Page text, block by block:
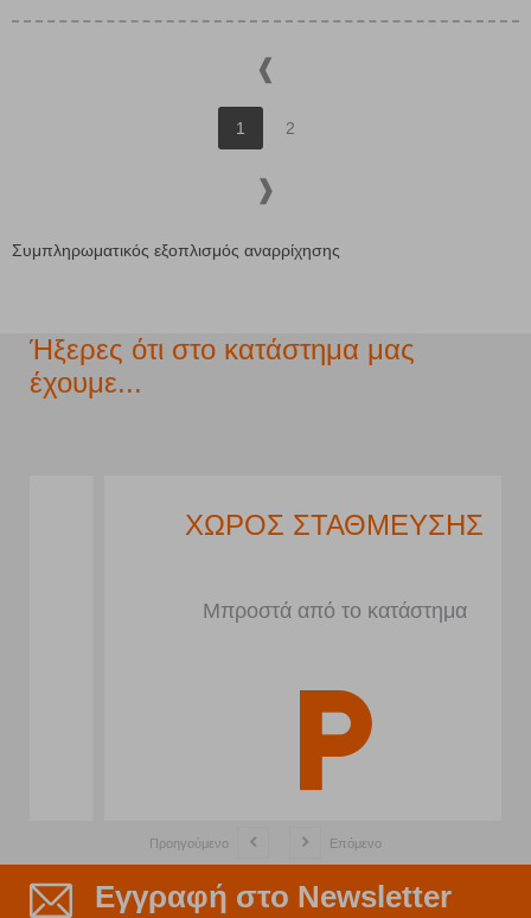
1 2
Συμπληρωματικός εξοπλισμός αναρρίχησης
Ήξερες ότι στο κατάστημα μας
έχουμε...
ΧΩΡΟΣ ΣΤΑΘΜΕΥΣΗΣ
Μπροστά από το κατάστημα
Προηγούμενο Επόμενο
Εγγραφή στο Newsletter